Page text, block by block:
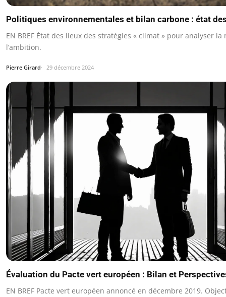
Politiques environnementales et bilan carbone : état
EN BREF État des lieux des stratégies « climat » pour analyser
l’ambition.
Pierre Girard 29 décembre 2024
Évaluation du Pacte vert européen : Bilan et
EN BREF Pacte vert européen annoncé en décembre 2019.